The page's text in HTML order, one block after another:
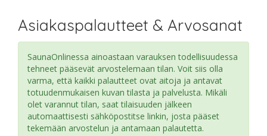
Asiakaspalautteet & Arvosanat
SaunaOnlinessa ainoastaan varauksen todellisuudessa
tehneet pääsevät arvostelemaan tilan. Voit siis olla
varma, että kaikki palautteet ovat aitoja ja antavat
totuudenmukaisen kuvan tilasta ja palvelusta. Mikäli
olet varannut tilan, saat tilaisuuden jälkeen
automaattisesti sähköpostitse linkin, josta pääset
tekemään arvostelun ja antamaan palautetta.